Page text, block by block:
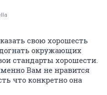
свою хорошесть
окружающих
стандарты хорошести.
Вам не нравится
что конкретно она